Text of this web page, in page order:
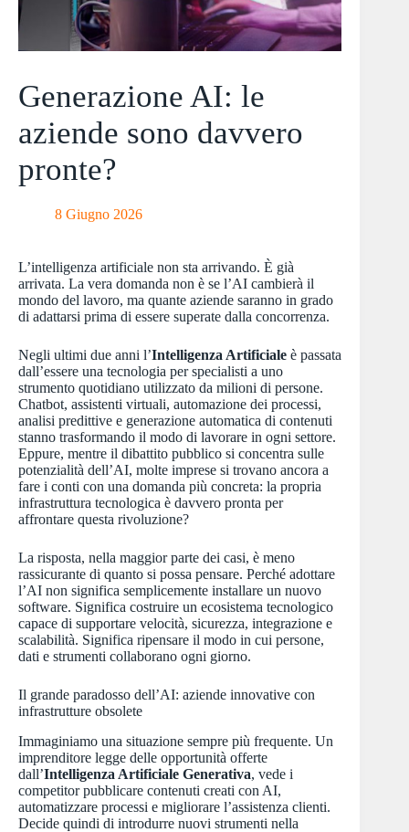
Generazione AI: le
aziende sono davvero
pronte?
8 Giugno 2026
L’intelligenza artificiale non sta arrivando. È già
arrivata. La vera domanda non è se l’AI cambierà il
mondo del lavoro, ma quante aziende saranno in grado
di adattarsi prima di essere superate dalla concorrenza.
Negli ultimi due anni l’Intelligenza Artificiale è passata
dall’essere una tecnologia per specialisti a uno
strumento quotidiano utilizzato da milioni di persone.
Chatbot, assistenti virtuali, automazione dei processi,
analisi predittive e generazione automatica di contenuti
stanno trasformando il modo di lavorare in ogni settore.
Eppure, mentre il dibattito pubblico si concentra sulle
potenzialità dell’AI, molte imprese si trovano ancora a
fare i conti con una domanda più concreta: la propria
infrastruttura tecnologica è davvero pronta per
affrontare questa rivoluzione?
La risposta, nella maggior parte dei casi, è meno
rassicurante di quanto si possa pensare. Perché adottare
l’AI non significa semplicemente installare un nuovo
software. Significa costruire un ecosistema tecnologico
capace di supportare velocità, sicurezza, integrazione e
scalabilità. Significa ripensare il modo in cui persone,
dati e strumenti collaborano ogni giorno.
Il grande paradosso dell’AI: aziende innovative con
infrastrutture obsolete
Immaginiamo una situazione sempre più frequente. Un
imprenditore legge delle opportunità offerte
dall’Intelligenza Artificiale Generativa, vede i
competitor pubblicare contenuti creati con AI,
automatizzare processi e migliorare l’assistenza clienti.
Decide quindi di introdurre nuovi strumenti nella